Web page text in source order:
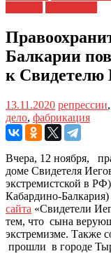
Балкарии
к
13.11.2020 репрессии,
дело, фабрикация
Вчера, 12 ноября,
доме Свидетеля
экстремистской в
Кабардино-
сайта «Свидетели
тем, что сына
экстремизме. Также
прошли в городе